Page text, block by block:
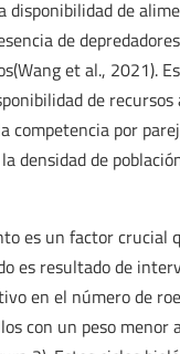
de
de
et al., 2021).
de
competencia por
densidad de
es un factor crucial
es resultado de
en el número de
con un peso